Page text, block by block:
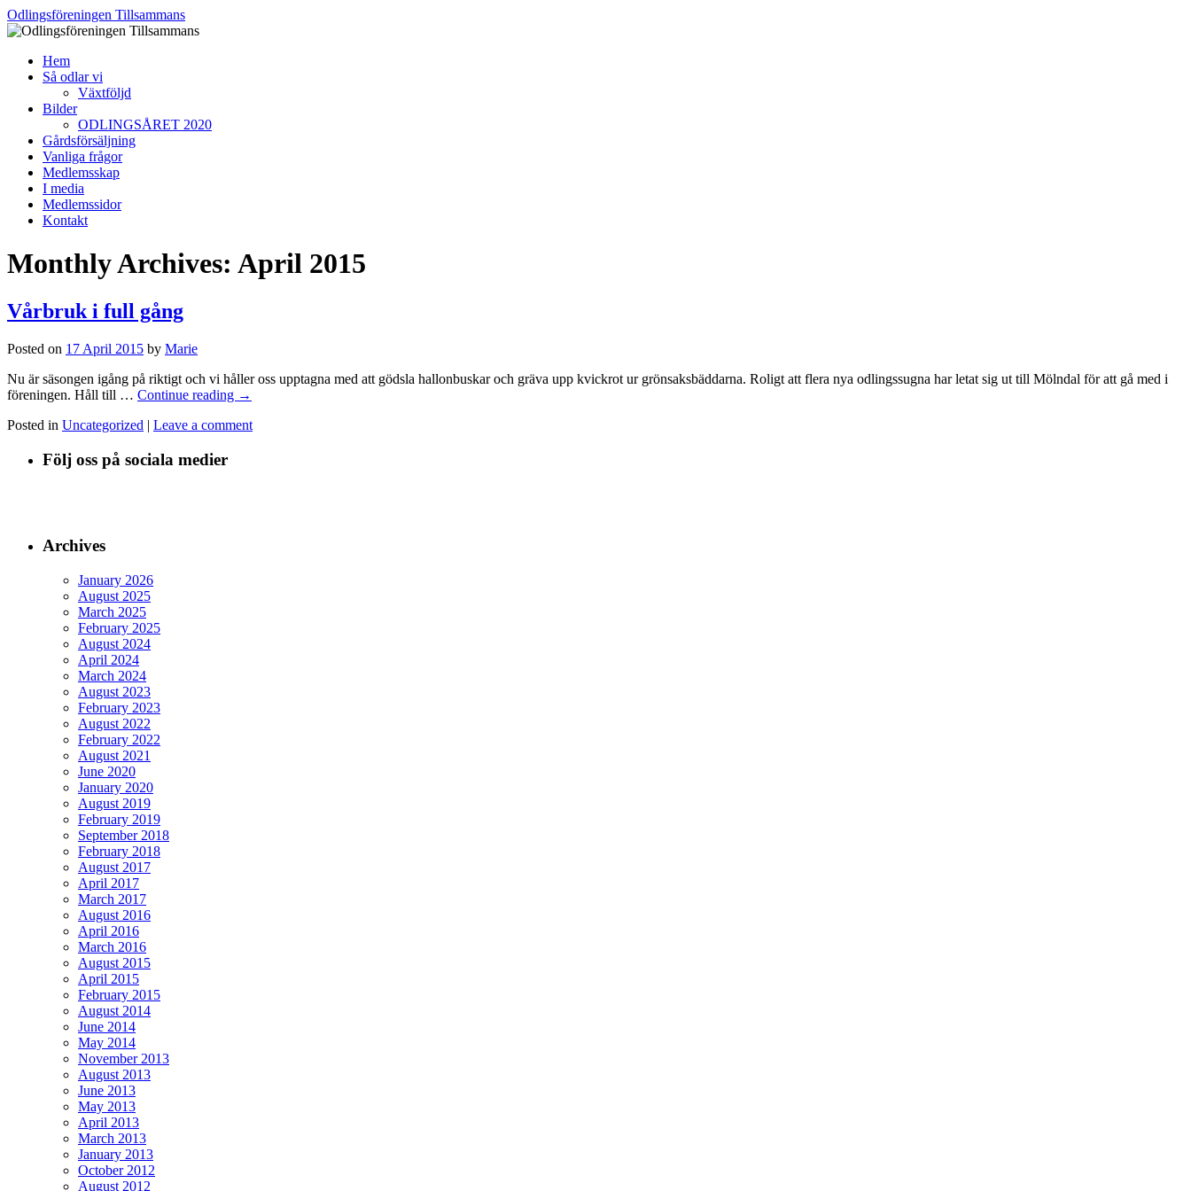
Skip
to
Odlingsföreningen Tillsammans
Hem
Så odlar vi
Växtföljd
Bilder
ODLINGSÅRET 2020
Gårdsförsäljning
Vanliga frågor
Medlemsskap
I media
Medlemssidor
Kontakt
Monthly Archives: April 2015
Vårbruk i full gång
Posted on 17 April 2015 by Marie
Nu är säsongen igång på riktigt och vi håller oss upptagna med att gödsla hallonbuskar och gräva upp kvickrot ur grönsaksbäddarna. Roligt att flera nya odlingssugna har letat sig ut till Mölndal för att gå med i
föreningen. Håll till … Continue reading →
Posted in Uncategorized | Leave a comment
Följ oss på sociala medier
Archives
January 2026
August 2025
March 2025
February 2025
August 2024
April 2024
March 2024
August 2023
February 2023
August 2022
February 2022
August 2021
June 2020
January 2020
August 2019
February 2019
September 2018
February 2018
August 2017
April 2017
March 2017
August 2016
April 2016
March 2016
August 2015
April 2015
February 2015
August 2014
June 2014
May 2014
November 2013
August 2013
June 2013
May 2013
April 2013
March 2013
January 2013
October 2012
August 2012